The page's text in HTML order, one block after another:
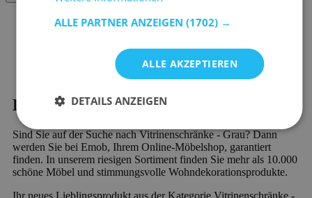
Kaufen?
Sind Sie auf der Suche nach Vitrinenschränke - Grau? Dann
werden Sie bei Emob, Ihrem Online-Möbelshop, garantiert
finden. In unserem riesigen Sortiment finden Sie mehr als 10.000
schöne Möbel und stimmungsvolle Wohndekorationsprodukte.
Ihr neues Lieblingsprodukt aus der Kategorie Vitrinenschränke -
ALLE PARTNER ANZEIGEN (1702) →
ALLE AKZEPTIEREN
DETAILS ANZEIGEN